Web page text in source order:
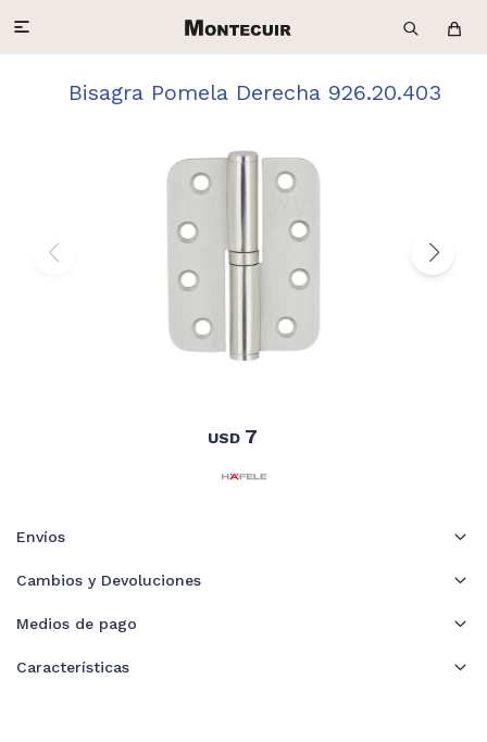

Bisagra Pomela Derecha 926.20.403
USD 7
Envíos
Cambios y Devoluciones
Medios de pago
Características